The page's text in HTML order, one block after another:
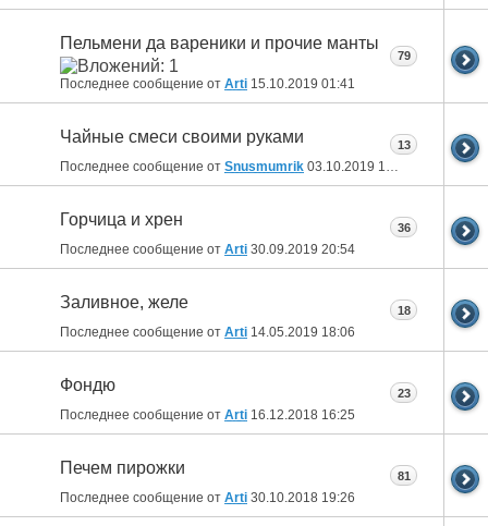
Пельмени да вареники и прочие манты
Последнее сообщение от Arti 15.10.2019 01:41
79
Чайные смеси своими руками
Последнее сообщение от Snusmumrik 03.10.2019 12:52
13
Горчица и хрен
Последнее сообщение от Arti 30.09.2019 20:54
36
Заливное, желе
Последнее сообщение от Arti 14.05.2019 18:06
18
Фондю
Последнее сообщение от Arti 16.12.2018 16:25
23
Печем пирожки
Последнее сообщение от Arti 30.10.2018 19:26
81